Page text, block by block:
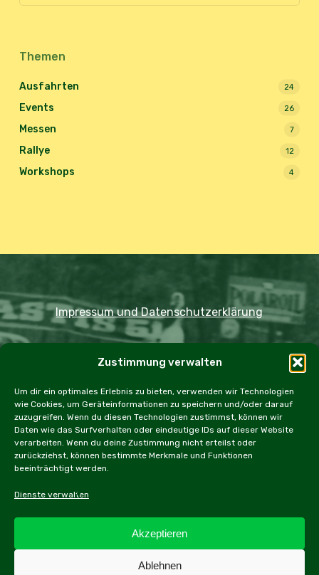
Zustimmung verwalten
Um dir ein optimales Erlebnis zu bieten, verwenden wir Technologien
wie Cookies, um Geräteinformationen zu speichern und/oder darauf
zuzugreifen. Wenn du diesen Technologien zustimmst, können wir
Daten wie das Surfverhalten oder eindeutige IDs auf dieser Website
verarbeiten. Wenn du deine Zustimmung nicht erteilst oder
zurückziehst, können bestimmte Merkmale und Funktionen
beeinträchtigt werden.
Dienste verwalten
Akzeptieren
Ablehnen
Themen
Ausfahrten 24
Events 26
Messen 7
Rallye 12
Workshops 4
Impressum und Datenschutzerklärung
Home Ausfahrten Rallye
Events
Messen
Workshops Cookie Policy (EU)
facebook
Alle Inhalte dieser Webseite, inbesonders Texte und